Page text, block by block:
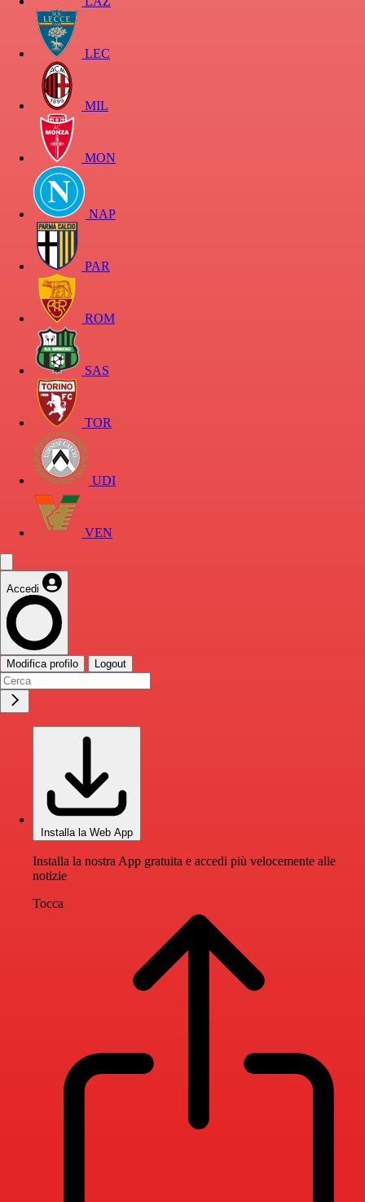
LEC
MIL
MON
NAP
PAR
ROM
SAS
TOR
UDI
VEN
Accedi
Modifica profilo Logout
Installa la Web App
Installa la nostra App gratuita e accedi più velocemente alle
notizie
Tocca